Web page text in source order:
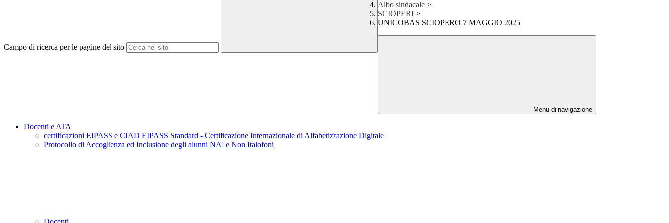
Campo di ricerca per le pagine del sito
Albo sindacale >
SCIOPERI >
UNICOBAS SCIOPERO 7 MAGGIO 2025
Menu di navigazione
Docenti e ATA
certificazioni EIPASS e CIAD EIPASS Standard - Certificazione Internazionale di Alfabetizzazione Digitale
Protocollo di Accoglienza ed Inclusione degli alunni NAI e Non Italofoni